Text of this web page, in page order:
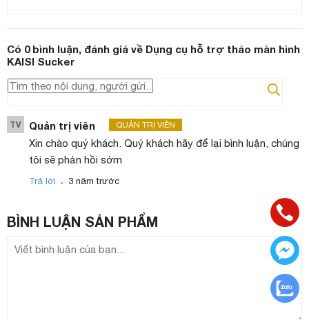
Có 0bình luận, đánh giá về Dụng cụ hỗ trợ tháo màn hình
KAISI Sucker
TV Quản trị viên QUẢN TRỊ VIÊN
Xin chào quý khách. Quý khách hãy để lại bình luận, chúng
tôi sẽ phản hồi sớm
Trả lời . 3 năm trước
BÌNH LUẬN SẢN PHẨM